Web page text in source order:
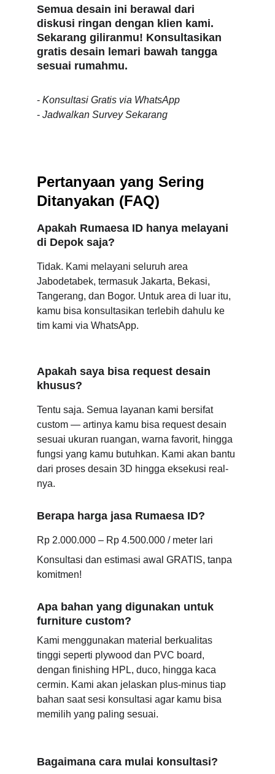
Semua desain ini berawal dari
diskusi ringan dengan klien kami.
Sekarang giliranmu! Konsultasikan
gratis desain lemari bawah tangga
sesuai rumahmu.
- Konsultasi Gratis via WhatsApp
- Jadwalkan Survey Sekarang
Pertanyaan yang Sering
Ditanyakan (FAQ)
Apakah Rumaesa ID hanya melayani
di Depok saja?
Tidak. Kami melayani seluruh area
Jabodetabek, termasuk Jakarta, Bekasi,
Tangerang, dan Bogor. Untuk area di luar itu,
kamu bisa konsultasikan terlebih dahulu ke
tim kami via WhatsApp.
Apakah saya bisa request desain
khusus?
Tentu saja. Semua layanan kami bersifat
custom — artinya kamu bisa request desain
sesuai ukuran ruangan, warna favorit, hingga
fungsi yang kamu butuhkan. Kami akan bantu
dari proses desain 3D hingga eksekusi real-
nya.
Berapa harga jasa Rumaesa ID?
Rp 2.000.000 – Rp 4.500.000 / meter lari
Konsultasi dan estimasi awal GRATIS, tanpa
komitmen!
Apa bahan yang digunakan untuk
furniture custom?
Kami menggunakan material berkualitas
tinggi seperti plywood dan PVC board,
dengan finishing HPL, duco, hingga kaca
cermin. Kami akan jelaskan plus-minus tiap
bahan saat sesi konsultasi agar kamu bisa
memilih yang paling sesuai.
Bagaimana cara mulai konsultasi?